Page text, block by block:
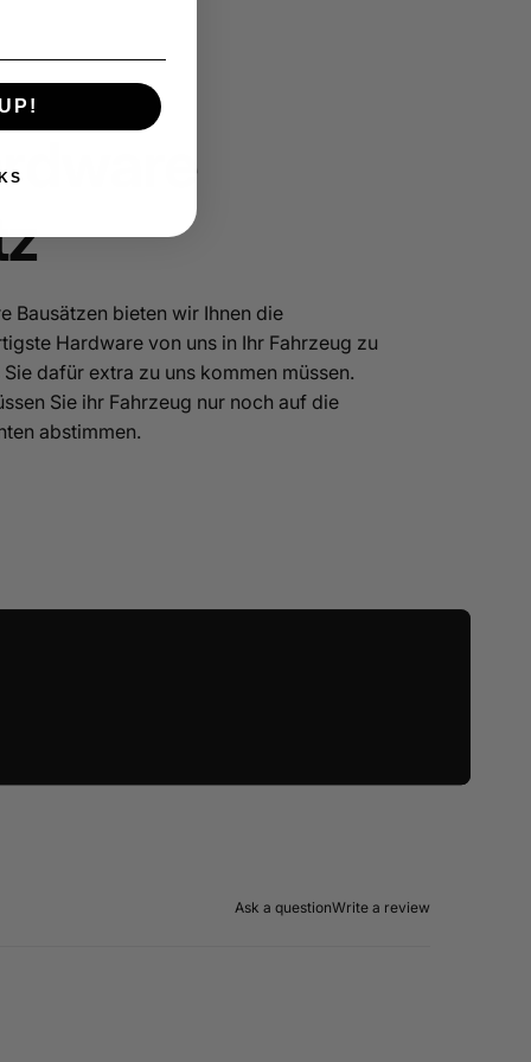
Bausätzen bieten wir Ihnen die
Hardware von uns in Ihr Fahrzeug zu
dafür extra zu uns kommen müssen.
Sie ihr Fahrzeug nur noch auf die
abstimmen.
Ask a questionWrite a review